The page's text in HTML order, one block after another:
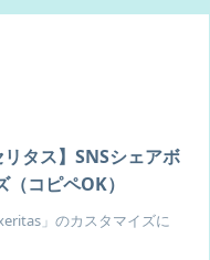
タス】SNSシェアボ
コピペOK）
」のカスタマイズに